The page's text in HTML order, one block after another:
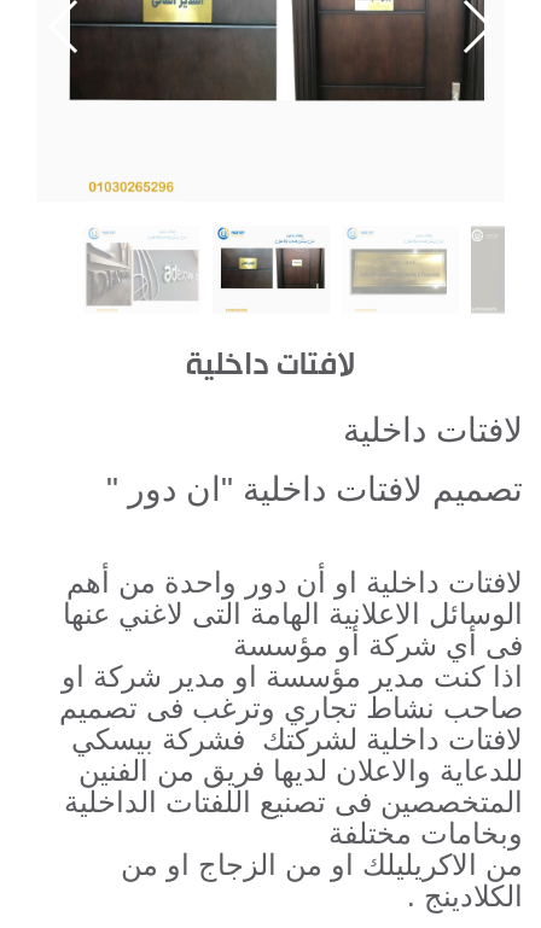
لافتات داخلية
لافتات داخلية
تصميم لافتات داخلية "ان دور "
لافتات داخلية او أن دور واحدة من أهم
الوسائل الاعلانية الهامة التى لاغني عنها
فى أي شركة أو مؤسسة
اذا كنت مدير مؤسسة او مدير شركة او
صاحب نشاط تجاري وترغب فى تصميم
لافتات داخلية لشركتك فشركة بيسكي
للدعاية والاعلان لديها فريق من الفنين
المتخصصين فى تصنيع اللفتات الداخلية
وبخامات مختلفة
من الاكريليلك او من الزجاج او من
الكلادينج .